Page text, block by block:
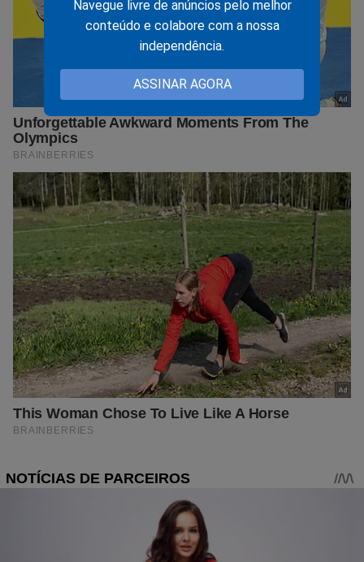
Navegue livre de anúncios pelo melhor
conteúdo e colabore com a nossa
independência.
ASSINAR AGORA